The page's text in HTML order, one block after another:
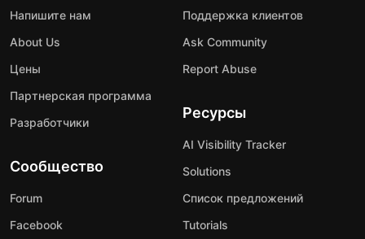
Напишите нам
About Us
Цены
Партнерская программа
Разработчики
Сообщество
Forum
Facebook
Поддержка клиентов
Ask Community
Report Abuse
Ресурсы
AI Visibility Tracker
Solutions
Список предложений
Tutorials